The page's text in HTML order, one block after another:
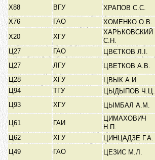
Х88 ВГУ ХРАПОВ С.С.
Х76
ГАО ХОМЕНКО О.В.
Х20
ХГУ
ХАРЬКОВСКИЙ
С.Н.
Ц27
ГАО ЦВЄТКОВ Л.І.
Ц27
ЛГУ ЦВЕТКОВ А.В.
Ц28
ХГУ ЦВЫК А.И.
Ц94
ТГУ ЦЫДЫПОВ Ч.Ц.
Ц93
ХГУ ЦЫМБАЛ А.М.
Ц61 ГАИ
ЦИМАХОВИЧ
Н.П.
Ц62
ХГУ ЦИНЦАДЗЕ Г.А.
Ц49
ГАО ЦЕЗИС М.Л.